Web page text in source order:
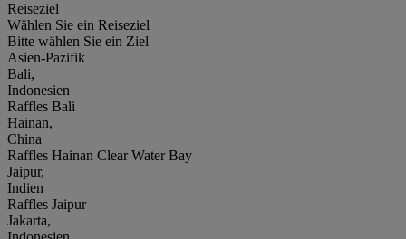
Reiseziel
Wählen Sie ein Reiseziel
Bitte wählen Sie ein Ziel
Asien-Pazifik
Bali,
Indonesien
Raffles Bali
Hainan,
China
Raffles Hainan Clear Water Bay
Jaipur,
Indien
Raffles Jaipur
Jakarta,